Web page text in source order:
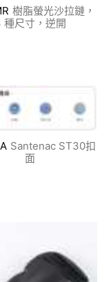
樹脂螢光沙拉鏈，
種尺寸，逆開
Santenac ST30扣
面